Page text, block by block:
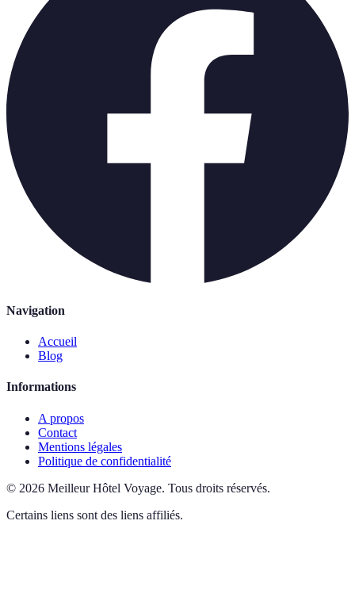
Navigation
Accueil
Blog
Informations
A propos
Contact
Mentions légales
Politique de confidentialité
© 2026 Meilleur Hôtel Voyage. Tous droits réservés.
Certains liens sont des liens affiliés.